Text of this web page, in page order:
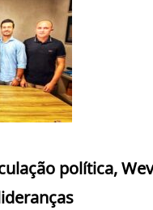
política,